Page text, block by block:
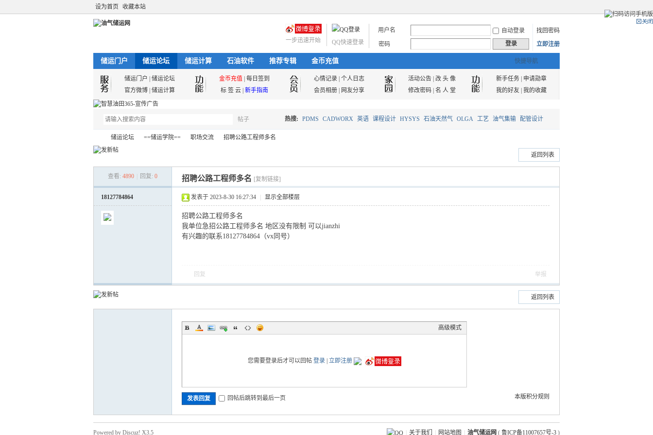
设为首页 收藏本站
用户名 自动登录
找回密码
密码
登录 立即注册
QQ快速登录
一步迅速开始
快捷导航
储运门户 储运论坛 储运计算 石油软件 推荐专辑 金币充值
储运门户 储运论坛 金币充值 每日签到 心情记录 个人日志 活动公告| 改 头 像 新手任务|
申请勋章
官方微博 储运计算 标 签 云 新手指南 会员相册 网友分享 修改密码| 名 人 堂 我的好友| 我的收藏
帖子
搜
索
热搜: PDMS CADWORX 英语 课程设计 HYSYS 石油天然气 OLGA 工艺 油气集输 配管设计
储运论坛 ==储运学院==
›
职场交流
›
招聘公路工程师多名
返回列表
查看: 4890 回复: 0 招聘公路工程师多名 [复制链接]
18127784864 发表于 2023-8-30 16:27:34 显示全部楼层
招聘公路工程师多名
我单位急招公路工程师多名 地区没有限制 可以jianzhi
有兴趣的联系18127784864（vx同号）
回复 举报
返回列表
高级模式
您需要登录后才可以回帖 登录| 立即注册
本版积分规则
发表回复 回帖后跳转到最后一页
关于我们 网站地图 油气储运网 ( 鲁ICP备11007657号-3 )
Powered by Discuz! X3.5